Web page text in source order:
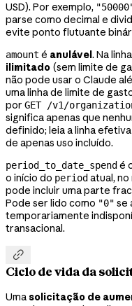
USD). Por exemplo,
parse como decimal e
evite ponto flutuante
amount é anulável. Na
ilimitado (sem limite de
não pode usar o Claude
uma linha de limite de
por GET /v1/
significa apenas que
definido; leia a linha
de apenas uso incluído.
period_to_date_spend é
o início do period atual,
pode incluir uma parte
Pode ser lido como "0" se
temporariamente
transacional.

Ciclo de vida da
Umasolicitação de